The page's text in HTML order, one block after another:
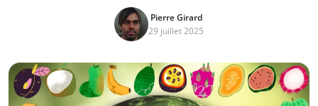
Pierre Girard
29 juillet 2025